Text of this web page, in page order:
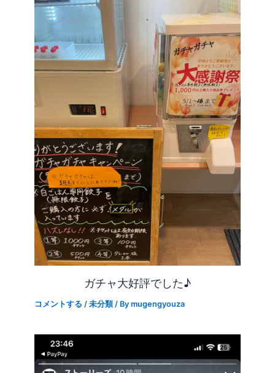
ガチャ大好評でした♪
コメントする /未分類/ Bymugengyouza